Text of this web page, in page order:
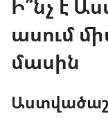
Ի՞նչ է
ասում
մասին